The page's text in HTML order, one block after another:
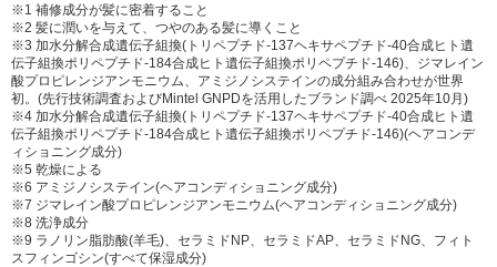
※1 補修成分が髪に密着すること
※2 髪に潤いを与えて、つやのある髪に導くこと
※3 加水分解合成遺伝子組換(トリペプチド-137ヘキサペプチド-40合成ヒト遺
伝子組換ポリペプチド-184合成ヒト遺伝子組換ポリペプチド-146)、ジマレイン
酸プロピレンジアンモニウム、アミジノシステインの成分組み合わせが世界
初。(先行技術調査およびMintel GNPDを活用したブランド調べ 2025年10月)
※4 加水分解合成遺伝子組換(トリペプチド-137ヘキサペプチド-40合成ヒト遺
伝子組換ポリペプチド-184合成ヒト遺伝子組換ポリペプチド-146)(ヘアコンデ
ィショニング成分)
※5 乾燥による
※6 アミジノシステイン(ヘアコンディショニング成分)
※7 ジマレイン酸プロピレンジアンモニウム(ヘアコンディショニング成分)
※8 洗浄成分
※9 ラノリン脂肪酸(羊毛)、セラミドNP、セラミドAP、セラミドNG、フィト
スフィンゴシン(すべて保湿成分)